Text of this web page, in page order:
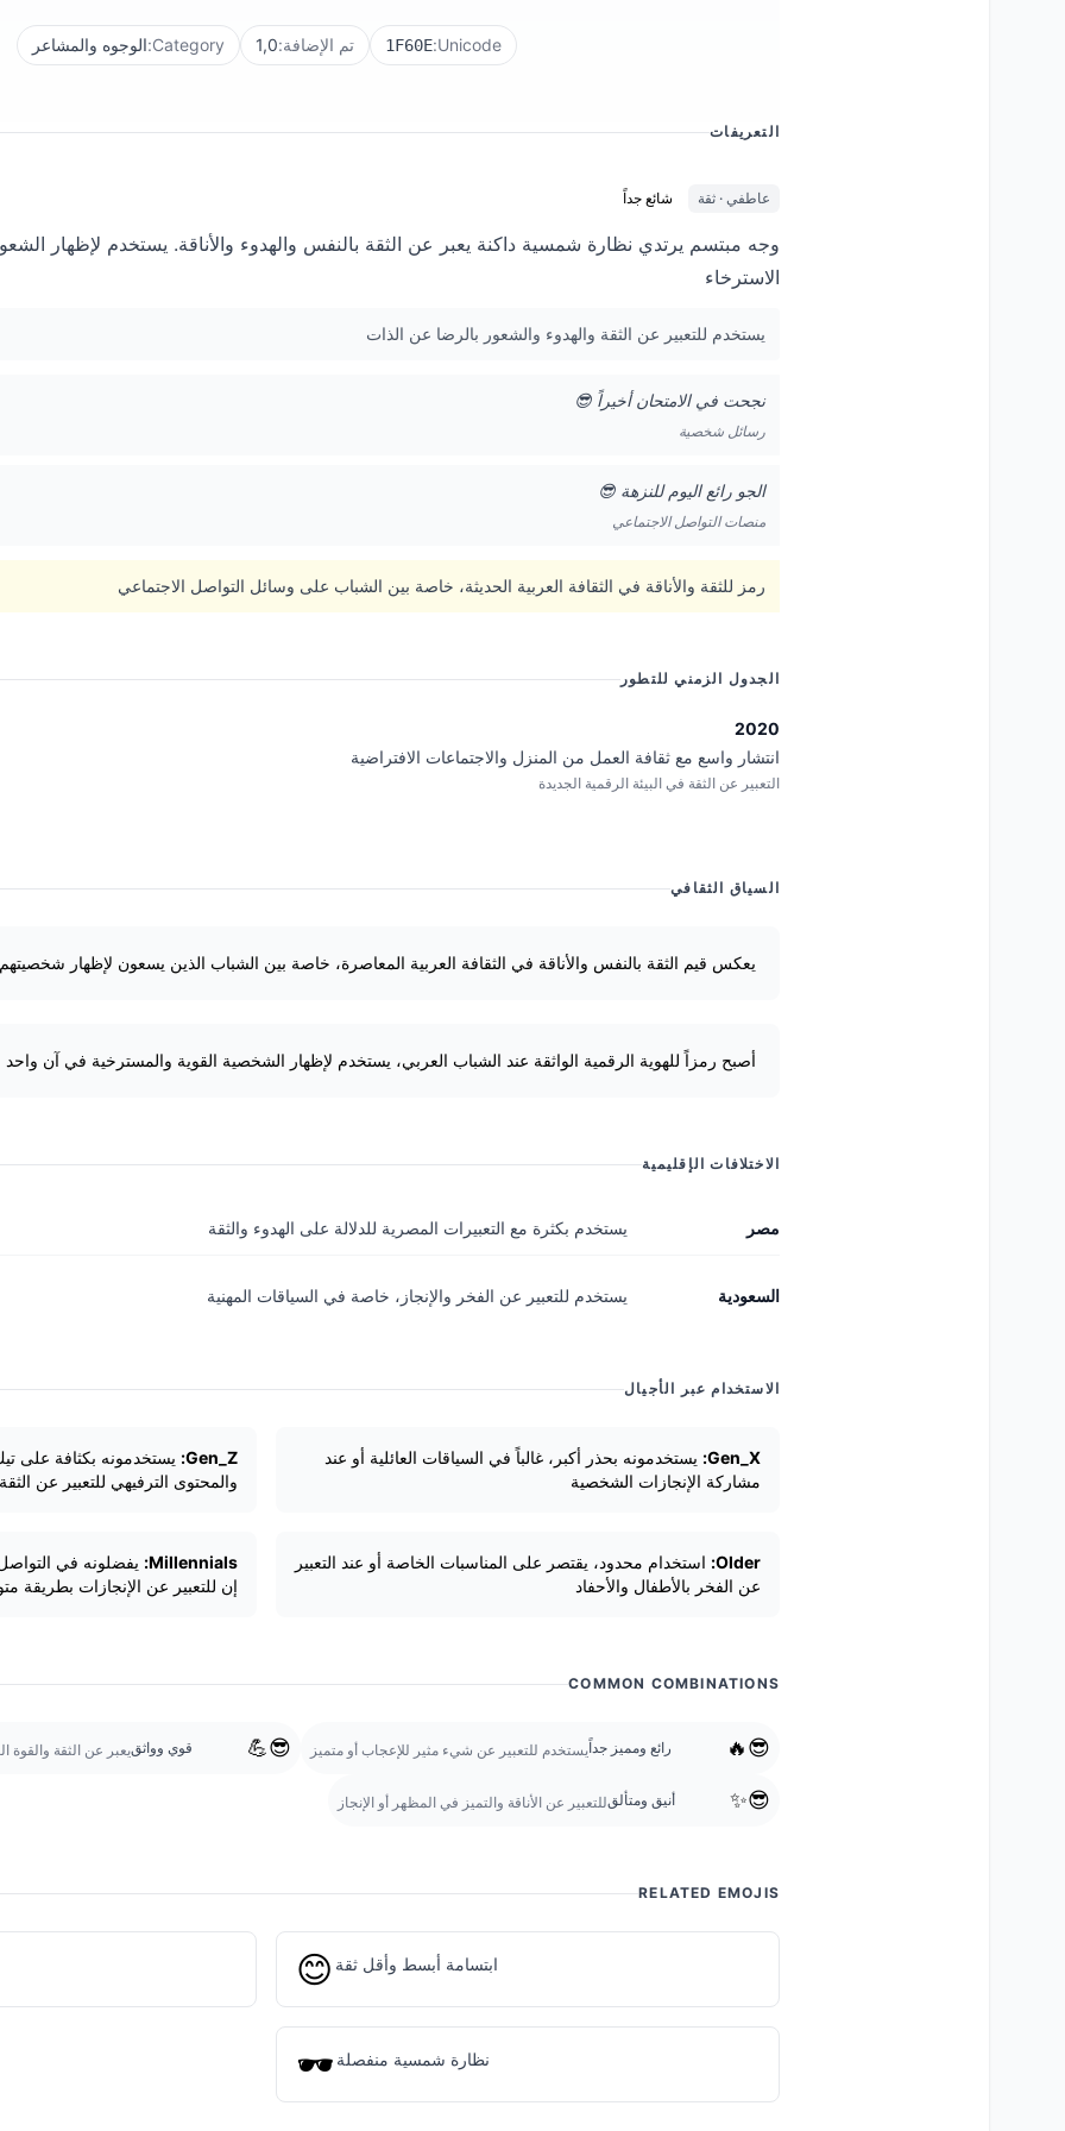
Unicode:
1F60E تم الإضافة:1,0
Category: الوجوه والمشاعر
التعريفات
عاطفي · ثقة شائع جداً
وجه مبتسم يرتدي نظارة شمسية داكنة يعبر عن الثقة بالنفس والهدوء والأناقة. يستخدم لإظهار الشعور
الاسترخاء
يستخدم للتعبير عن الثقة والهدوء والشعور بالرضا عن الذات
نجحت في الامتحان أخيراً 😎
رسائل شخصية
الجو رائع اليوم للنزهة 😎
منصات التواصل الاجتماعي
رمز للثقة والأناقة في الثقافة العربية الحديثة، خاصة بين الشباب على وسائل التواصل الاجتماعي
الجدول الزمني للتطور
2020
انتشار واسع مع ثقافة العمل من المنزل والاجتماعات الافتراضية
التعبير عن الثقة في البيئة الرقمية الجديدة
السياق الثقافي
يعكس قيم الثقة بالنفس والأناقة في الثقافة العربية المعاصرة، خاصة بين الشباب الذين يسعون لإظهار شخصيتهم
أصبح رمزاً للهوية الرقمية الواثقة عند الشباب العربي، يستخدم لإظهار الشخصية القوية والمسترخية في آن واحد
الاختلافات الإقليمية
مصر يستخدم بكثرة مع التعبيرات المصرية للدلالة على الهدوء والثقة
السعودية يستخدم للتعبير عن الفخر والإنجاز، خاصة في السياقات المهنية
الاستخدام عبر الأجيال
Gen_X: يستخدمونه بحذر أكبر، غالباً في السياقات العائلية أو عند
مشاركة الإنجازات الشخصية
Gen_Z: يستخدمونه بكثافة على
والمحتوى الترفيهي للتعبير عن
Older: استخدام محدود، يقتصر على المناسبات الخاصة أو عند التعبير
عن الفخر بالأطفال والأحفاد
Millennials: يفضلونه في
إن للتعبير عن الإنجازات بطريقة
COMMON COMBINATIONS
😎🔥 رائع ومميز جداًيستخدم للتعبير عن شيء مثير للإعجاب أو متميز 😎💪 قوي وواثقيعبر عن الثقة والقوة
😎✨ أنيق ومتألقللتعبير عن الأناقة والتميز في المظهر أو الإنجاز
RELATED EMOJIS
😊 ابتسامة أبسط وأقل ثقة
🕶️ نظارة شمسية منفصلة